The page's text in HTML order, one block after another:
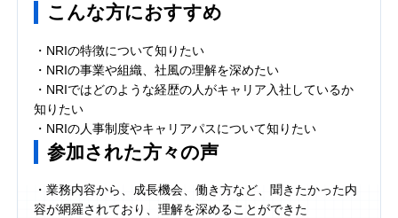
こんな方におすすめ
・NRIの特徴について知りたい
・NRIの事業や組織、社風の理解を深めたい
・NRIではどのような経歴の人がキャリア入社しているか
知りたい
・NRIの人事制度やキャリアパスについて知りたい
参加された方々の声
・業務内容から、成長機会、働き方など、聞きたかった内
容が網羅されており、理解を深めることができた